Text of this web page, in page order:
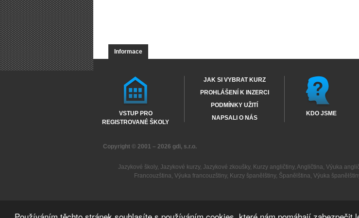
Informace
VSTUP PRO
REGISTROVANÉ ŠKOLY
JAK SI VYBRAT KURZ
PROHLÁŠENÍ K INZERCI
PODMÍNKY UŽITÍ
NAPSALI O NÁS
KDO JSME
Copyright © 2001 – 2026 gdi, s.r.o.
Jazykové školy, Jazykové kurzy, Jazykové zkoušky, Kurzy angličtiny, Angličtina, Výuka
Francouzština, Výuka francouzštiny, Kurzy španělštiny, Španělština, Výuka